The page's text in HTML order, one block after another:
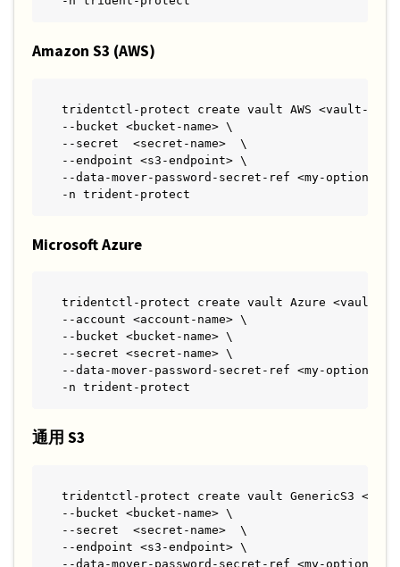
Amazon S3 (AWS)
tridentctl-protect create vault AWS <vault-
--bucket <bucket-name> \
--secret  <secret-name>  \
--endpoint <s3-endpoint> \
--data-mover-password-secret-ref <my-optional-
-n trident-protect
Microsoft Azure
tridentctl-protect create vault Azure <vault-
--account <account-name> \
--bucket <bucket-name> \
--secret <secret-name> \
--data-mover-password-secret-ref <my-optional-
-n trident-protect
通用 S3
tridentctl-protect create vault GenericS3
--bucket <bucket-name> \
--secret  <secret-name>  \
--endpoint <s3-endpoint> \
--data-mover-password-secret-ref <my-optional-